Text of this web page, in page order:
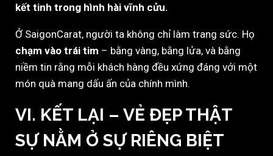
kết tinh trong hình hài vĩnh cửu.
Ở SaigonCarat, người ta không chỉ làm trang sức. Họ
chạm vào trái tim – bằng vàng, bằng lửa, và bằng
niềm tin rằng mỗi khách hàng đều xứng đáng với một
món quà mang dấu ấn của chính mình.
VI. KẾT LẠI – VẺ ĐẸP THẬT
SỰ NẰM Ở SỰ RIÊNG BIỆT